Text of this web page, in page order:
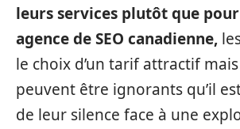
leurs services plutôt que pour
agence de SEO canadienne,
le choix d’un tarif attractif
peuvent être ignorants qu’il
de leur silence face à une